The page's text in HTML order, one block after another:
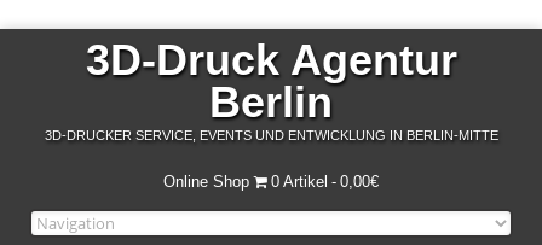
3D-Druck Agentur
Berlin
3D-DRUCKER SERVICE, EVENTS UND ENTWICKLUNG IN BERLIN-MITTE
Online Shop 0 Artikel 0,00€